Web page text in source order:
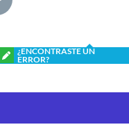
¿ENCONTRASTE UN
ERROR?